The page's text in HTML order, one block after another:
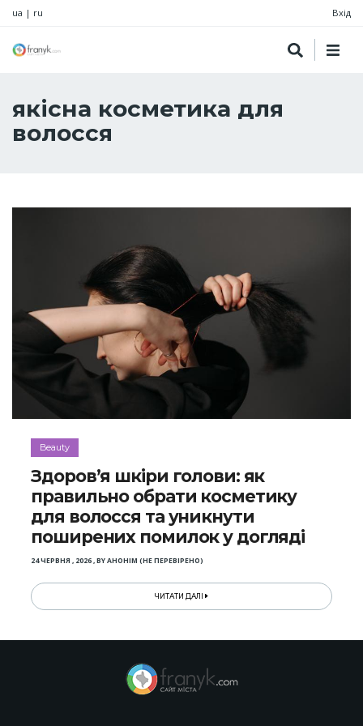
ua | ru Вхід
якісна косметика для
волосся
Beauty
Здоров’я шкіри голови: як
правильно обрати косметику
для волосся та уникнути
поширених помилок у догляді
24 ЧЕРВНЯ , 2026,BYАНОНІМ (НЕ ПЕРЕВІРЕНО)
ЧИТАТИ ДАЛІ